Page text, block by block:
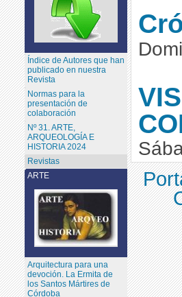
ARTE
Arquitectura para una
devoción. La Ermita de
los Santos Mártires de
Córdoba
Índice de Autores que han
publicado en nuestra
Revista
Normas para la
presentación de
colaboración
Nº 31. ARTE,
ARQUEOLOGÍA E
HISTORIA 2024
Revistas